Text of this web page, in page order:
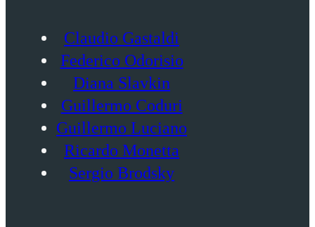
Claudio Gastaldi
Federico Odorisio
Diana Slavkin
Guillermo Coduri
Guillermo Luciano
Ricardo Monetta
Sergio Brodsky